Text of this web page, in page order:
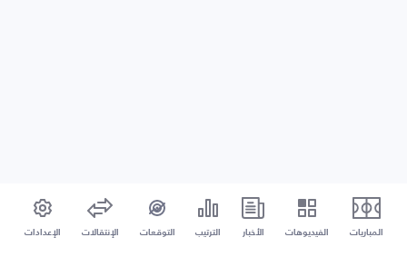
المباريات الفيديوهات الأخبار الترتيب التوقعات الإنتقالات الإعدادات